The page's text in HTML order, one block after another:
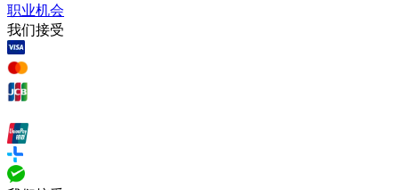
职业机会
我们接受